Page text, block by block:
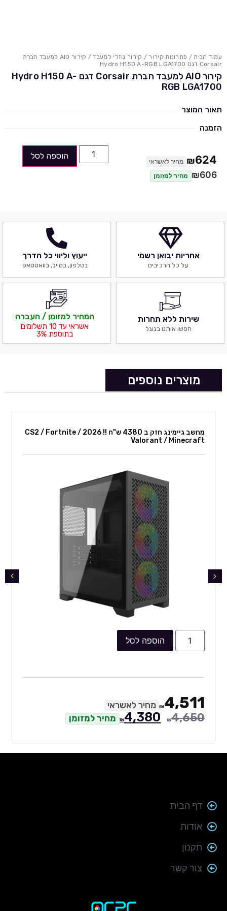
עמוד הבית/ פתרונות קירור / קירור נוזלי למעבד
/ קירור AIO למעבד חברת
Corsair דגם Hydro H150 A-RGB LGA1700
קירור AIO למעבד חברת Corsair דגם Hydro H150 A-
RGB LGA1700
תאור המוצר
הזמנה
₪624 מחיר לאשראי
₪606 מחיר למזומן
הוספה לסל
אחריות יבואן רשמי
על כל הרכיבים
ייעוץ וליווי כל הדרך
בטלפון, במייל, בוואטסאפ
שירות ללא תחרות
חפשו אותנו בגוגל
המחיר למזומן / העברה
אשראי עד 10 תשלומים
בתוספת 3%
מוצרים נוספים
מחשב גיימינג חזק ב 4380 ש"ח !! 2026 CS2 / Fortnite /
Valorant / Minecraft
הוספה לסל
₪4,511 מחיר לאשראי
₪4,650
₪4,380 מחיר למזומן
דף הבית
אודות
תקנון
צור קשר